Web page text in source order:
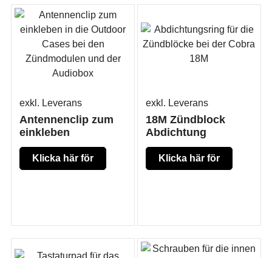
exkl. Leverans
Antennenclip zum
einkleben
Klicka här för
exkl. Leverans
18M Zündblock
Abdichtung
Klicka här för